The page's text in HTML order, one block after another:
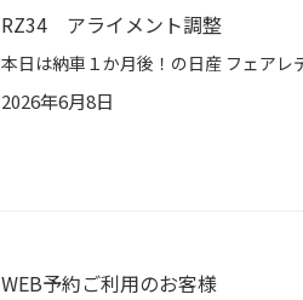
RZ34 アライメント調整
2026年6月8日
WEB予約ご利用のお客様